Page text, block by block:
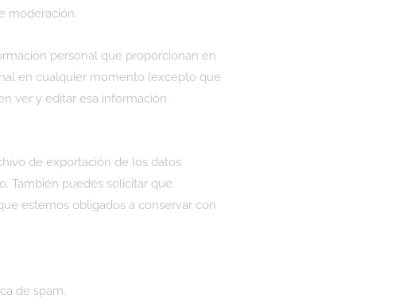
moderación.
personal que proporcionan en
en cualquier momento (excepto que
ver y editar esa información.
de exportación de los datos
También puedes solicitar que
estemos obligados a conservar con
de spam.